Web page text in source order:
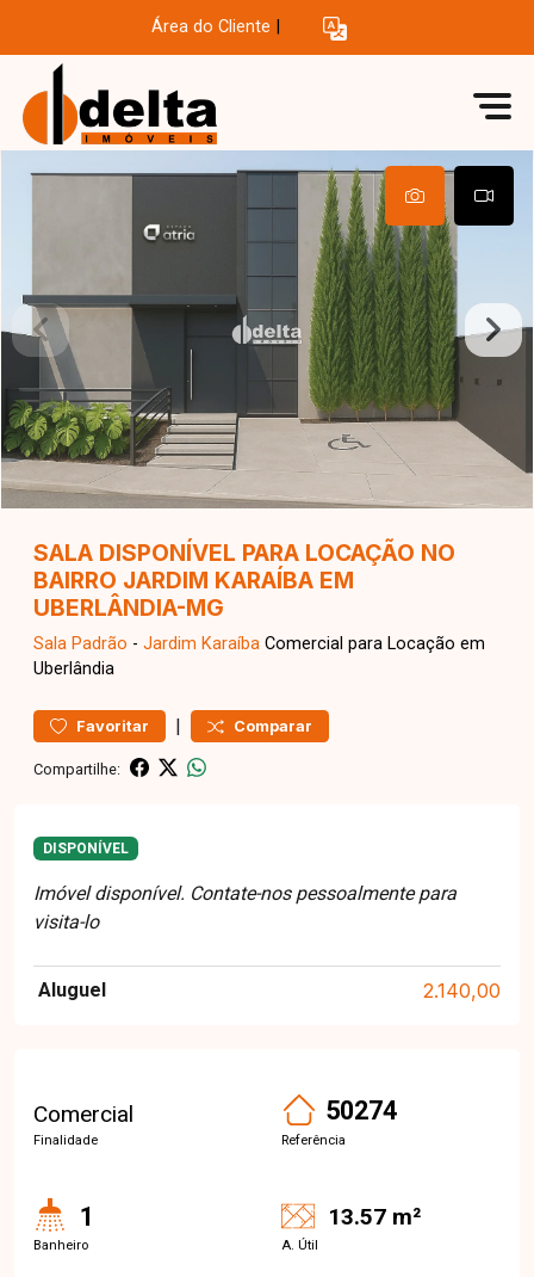
Área do Cliente
SALA DISPONÍVEL PARA LOCAÇÃO NO
BAIRRO JARDIM KARAÍBA EM
UBERLÂNDIA-MG
Sala Padrão - Jardim Karaíba Comercial para Locação em
Uberlândia
Favoritar | Comparar
Compartilhe:
DISPONÍVEL
Imóvel disponível. Contate-nos pessoalmente para
visita-lo
Aluguel 2.140,00
Comercial
Finalidade
50274
Referência
1
Banheiro
13.57 m²
A. Útil